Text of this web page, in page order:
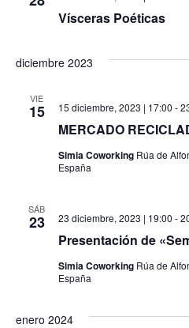
Vísceras Poéticas
diciembre 2023
VIE
15
MERCADO
15 diciembre, 2023 | 17:00 -
Simia Coworking Rúa de
España
SÁB
23
Presentación de
23 diciembre, 2023 | 19:00 -
Simia Coworking Rúa de
España
enero 2024